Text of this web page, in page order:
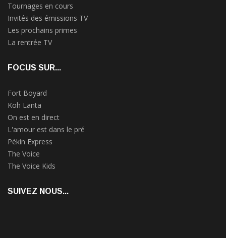
Tournages en cours
Invités des émissions TV
Les prochains primes
La rentrée TV
FOCUS SUR...
Fort Boyard
Koh Lanta
On est en direct
L'amour est dans le pré
Pékin Express
The Voice
The Voice Kids
SUIVEZ NOUS...